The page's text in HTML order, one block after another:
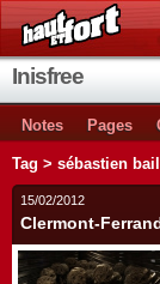
Inisfree
Notes Pages
Tag > sébastien
15/02/2012
Clermont-